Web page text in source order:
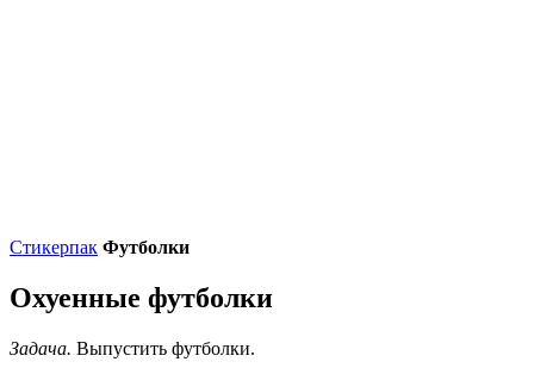
Стикерпак Футболки
Охуенные футболки
Задача. Выпустить футболки.